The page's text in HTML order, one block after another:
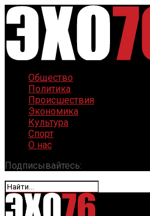
Общество
Политика
Происшествия
Экономика
Культура
Спорт
О нас
Подписывайтесь: